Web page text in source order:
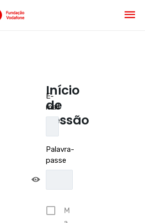
Início
de
sessão
E-
mail
Palavra-
passe
M